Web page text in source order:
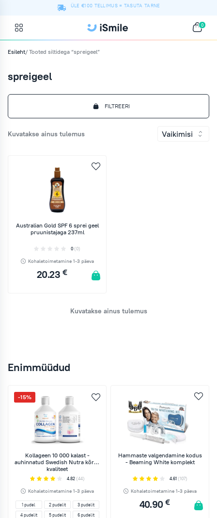
ÜLE €100 TELLIMUS = TASUTA TARNE
0
Esileht/ Tooted siltidega “spreigeel”
spreigeel
FILTREERI
Kuvatakse ainus tulemus Vaikimisi
Australian Gold SPF 6 sprei geel
pruunistajaga 237ml
0 (0)
Kohaletoimetamine 1-3 päeva
20.23 €
Kuvatakse ainus tulemus
Enimmüüdud
-15%
Kollageen 10 000 kalast -
auhinnatud Swedish Nutra kõrge
kvaliteet
4.82 (44)
Kohaletoimetamine 1-3 päeva
1 pudel 2 pudelit
3 pudelit
4 pudelit
5 pudelit 6 pudelit
Hammaste valgendamine kodus
- Beaming White komplekt
4.61 (107)
Kohaletoimetamine 1-3 päeva
40.90 €